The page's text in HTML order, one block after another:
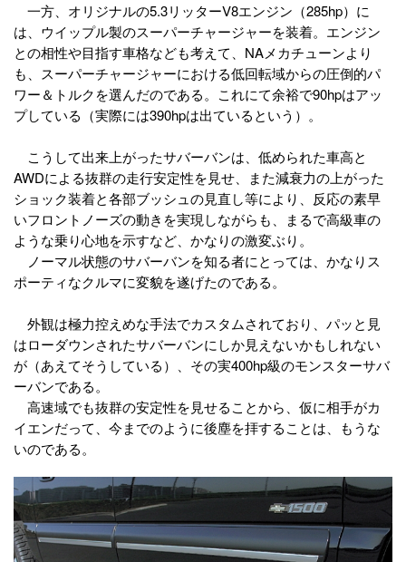
一方、オリジナルの5.3リッターV8エンジン（285hp）に
は、ウイップル製のスーパーチャージャーを装着。エンジン
との相性や目指す車格なども考えて、NAメカチューンより
も、スーパーチャージャーにおける低回転域からの圧倒的パ
ワー＆トルクを選んだのである。これにて余裕で90hpはアッ
プしている（実際には390hpは出ているという）。
こうして出来上がったサバーバンは、低められた車高と
AWDによる抜群の走行安定性を見せ、また減衰力の上がった
ショック装着と各部ブッシュの見直し等により、反応の素早
いフロントノーズの動きを実現しながらも、まるで高級車の
ような乗り心地を示すなど、かなりの激変ぶり。
ノーマル状態のサバーバンを知る者にとっては、かなりス
ポーティなクルマに変貌を遂げたのである。
外観は極力控えめな手法でカスタムされており、パッと見
はローダウンされたサバーバンにしか見えないかもしれない
が（あえてそうしている）、その実400hp級のモンスターサバ
ーバンである。
高速域でも抜群の安定性を見せることから、仮に相手がカ
イエンだって、今までのように後塵を拝することは、もうな
いのである。